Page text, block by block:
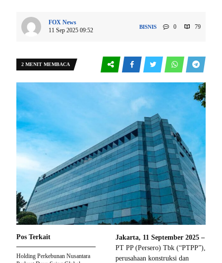
FOX News
11 Sep 2025 09:52
BISNIS 0 79
2 MENIT MEMBACA
Jakarta, 11 September 2025 –
PT PP (Persero) Tbk (“PTPP”),
perusahaan konstruksi dan
Pos Terkait
Holding Perkebunan Nusantara